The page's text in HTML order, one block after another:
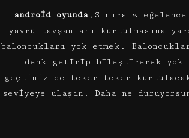
android oyunda ,Sınırsız
yavru tavşanları kurtulmasına
baloncukları yok etmek.
denk getirip bileştirerek yok
geçtiniz de teker teker
seviyeye ulaşın. Daha ne